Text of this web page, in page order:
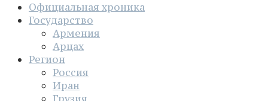
Официальная хроника
Государство
Армения
Арцах
Регион
Россия
Иран